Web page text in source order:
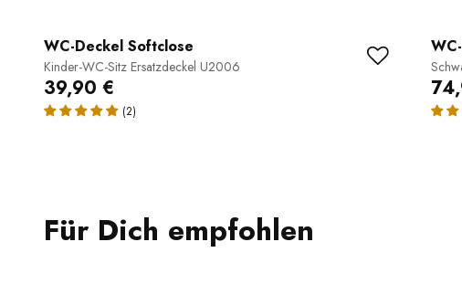
WC-Deckel Softclose
Kinder-WC-Sitz Ersatzdeckel U2006
39,90 €
(2)
Für Dich empfohlen